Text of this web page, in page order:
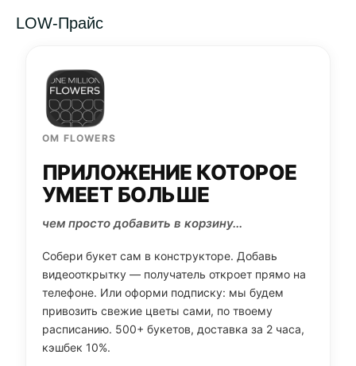
LOW-Прайс
OM FLOWERS
ПРИЛОЖЕНИЕ КОТОРОЕ
УМЕЕТ БОЛЬШЕ
чем просто добавить в корзину...
Собери букет сам в конструкторе. Добавь
видеооткрытку — получатель откроет прямо на
телефоне. Или оформи подписку: мы будем
привозить свежие цветы сами, по твоему
расписанию. 500+ букетов, доставка за 2 часа,
кэшбек 10%.